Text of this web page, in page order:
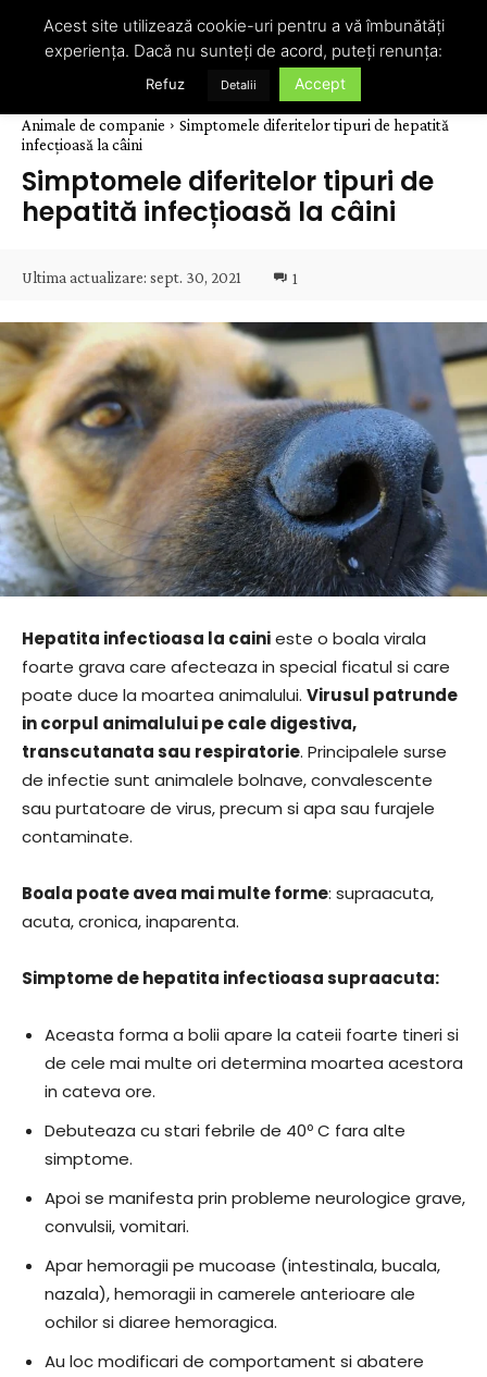
Animale de companie
Simptomele diferitelor tipuri de hepatită
infecțioasă la câini
Simptomele diferitelor tipuri de
hepatită infecțioasă la câini
Ultima actualizare: sept. 30, 2021 1
Hepatita infectioasa la cainieste o boala virala
foarte grava care afecteaza in special ficatul si care
poate duce la moartea animalului. Virusul patrunde
in corpul animalului pe cale digestiva,
transcutanata sau respiratorie. Principalele surse
de infectie sunt animalele bolnave, convalescente
sau purtatoare de virus, precum si apa sau furajele
contaminate.
Boala poate avea mai multe forme: supraacuta,
acuta, cronica, inaparenta.
Simptome de hepatita infectioasa supraacuta:
Aceasta forma a bolii apare la cateii foarte tineri si
de cele mai multe ori determina moartea acestora
in cateva ore.
Debuteaza cu stari febrile de 40º C fara alte
simptome.
Apoi se manifesta prin probleme neurologice grave,
convulsii, vomitari.
Apar hemoragii pe mucoase (intestinala, bucala,
nazala), hemoragii in camerele anterioare ale
ochilor si diaree hemoragica.
Au loc modificari de comportament si abatere
Acest site utilizează cookie-uri pentru a vă îmbunătăți
experiența. Dacă nu sunteți de acord, puteți renunța:
Refuz Detalii Accept